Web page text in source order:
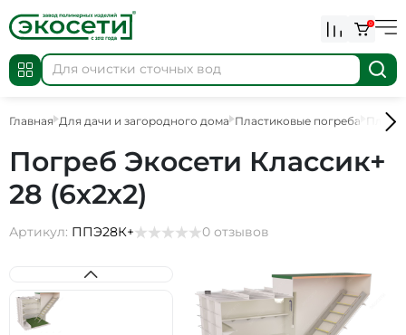
0
Главная Для дачи и загородного дома Пластиковые погреба
Погреб Экосети Классик+
28 (6х2х2)
Артикул: ППЭ28К+ 0 отзывов